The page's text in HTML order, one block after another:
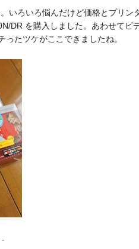
いろいろ悩んだけど価格とプリン
DR を購入しました。あわせてビ
たツケがここできましたね。
-